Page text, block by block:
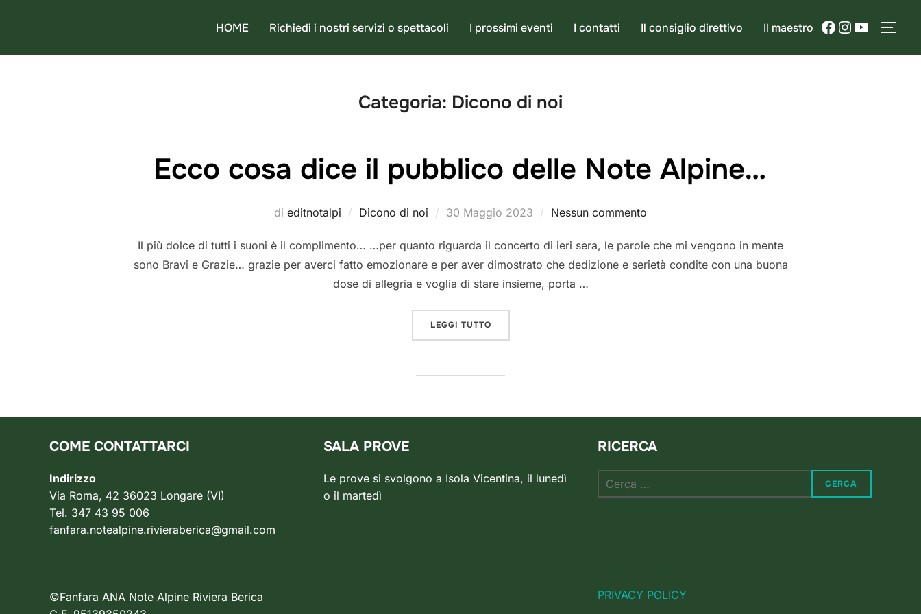
HOME Richiedi i nostri servizi o spettacoli I prossimi eventi I contatti Il consiglio direttivo Il maestro Facebook
Instagram
YouTube
Categoria: Dicono di noi
Ecco cosa dice il pubblico delle Note Alpine…
di editnotalpi Dicono di noi
Pubblicato
30 Maggio 2023 Nessun commento
Il più dolce di tutti i suoni è il complimento… …per quanto riguarda il concerto di ieri sera, le parole che mi vengono in mente
sono Bravi e Grazie… grazie per averci fatto emozionare e per aver dimostrato che dedizione e serietà condite con una buona
dose di allegria e voglia di stare insieme, porta …
LEGGI TUTTO“ECCO COSA DICE IL PUBBLICO DELLE NOTE ALPINE…”
COME CONTATTARCI
Indirizzo
Via Roma, 42 36023 Longare (VI)
Tel. 347 43 95 006
fanfara.notealpine.rivieraberica@gmail.com
©Fanfara ANA Note Alpine Riviera Berica
SALA PROVE
Le prove si svolgono a Isola Vicentina, il lunedì
o il martedì
RICERCA
Cerca
per:
CERCA
PRIVACY POLICY